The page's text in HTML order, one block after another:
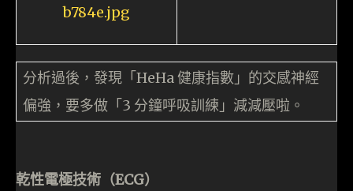
分析過後，發現「HeHa 健康指數」的交感神經
偏強，要多做「3 分鐘呼吸訓練」減減壓啦。
乾性電極技術（ECG）